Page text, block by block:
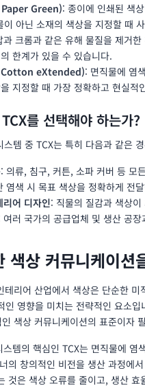
Green): 종이에 인쇄된 색
이 아닌 소재의 색상을 지정할
과 크롬과 같은 유해 물질을 제거
한계가 있을 수 있습니다.
eXtended): 면직물에 염
지정할 때 가장 정확하고 현실적
를 선택해야 하는가?
스템 중 TCX는 특히 다음과 같은
: 의류, 침구, 커튼, 소파 커버 등 모
염색 시 목표 색상을 정확하게 전
어 디자인: 직물의 질감과 색상
여러 국가의 공급업체 및 생산 공
색상 커뮤니케이션
테리어 산업에서 색상은 단순한
인 영향을 미치는 전략적인 요소입
색상 커뮤니케이션의 표준이자
스템의 핵심인 TCX는 면직물에 염
의 창의적인 비전을 생산 과정에
것은 색상 오류를 줄이고, 생산